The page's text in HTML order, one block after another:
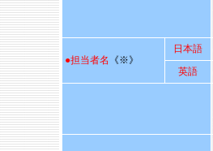
●担当者名 《※》
日本語
英語